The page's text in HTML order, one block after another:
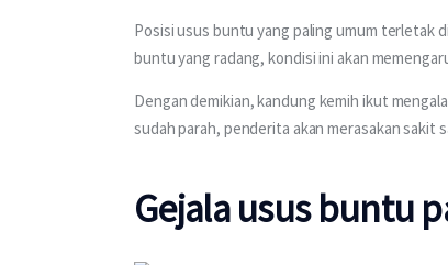
Posisi usus buntu yang paling umum terletak
buntu yang radang, kondisi ini akan
Dengan demikian, kandung kemih ikut
sudah parah, penderita akan merasakan sakit
Gejala usus buntu